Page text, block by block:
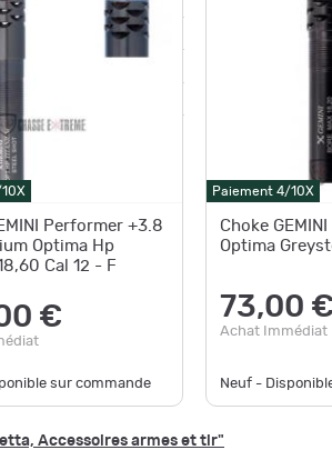
Performer +3.8
Optima Hp
Cal 12 - F
€
sur commande
Paiement 4/10X
Choke
Optima
73,00 €
Achat Immédiat
Neuf -
Accessoires armes et tir"